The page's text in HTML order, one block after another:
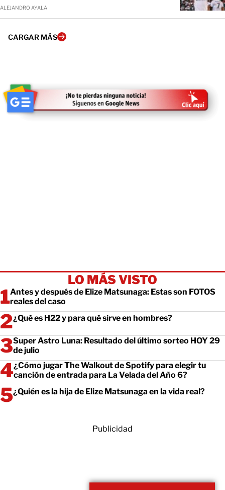
ALEJANDRO AYALA
CARGAR MÁS
LO MÁS VISTO
Antes y después de Elize Matsunaga: Estas son FOTOS
reales del caso
¿Qué es H22 y para qué sirve en hombres?
Super Astro Luna: Resultado del último sorteo HOY 29
de julio
¿Cómo jugar The Walkout de Spotify para elegir tu
canción de entrada para La Velada del Año 6?
¿Quién es la hija de Elize Matsunaga en la vida real?
Publicidad